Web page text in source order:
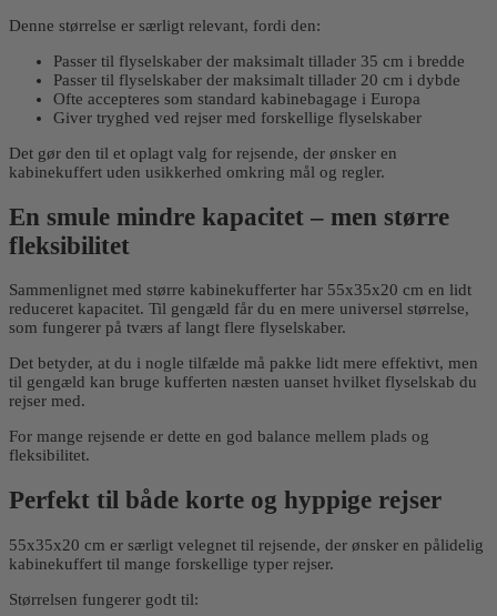
Denne størrelse er særligt relevant, fordi den:
Passer til flyselskaber der maksimalt tillader 35 cm i bredde
Passer til flyselskaber der maksimalt tillader 20 cm i dybde
Ofte accepteres som standard kabinebagage i Europa
Giver tryghed ved rejser med forskellige flyselskaber
Det gør den til et oplagt valg for rejsende, der ønsker en
kabinekuffert uden usikkerhed omkring mål og regler.
En smule mindre kapacitet – men større
fleksibilitet
Sammenlignet med større kabinekufferter har 55x35x20 cm en lidt
reduceret kapacitet. Til gengæld får du en mere universel størrelse,
som fungerer på tværs af langt flere flyselskaber.
Det betyder, at du i nogle tilfælde må pakke lidt mere effektivt, men
til gengæld kan bruge kufferten næsten uanset hvilket flyselskab du
rejser med.
For mange rejsende er dette en god balance mellem plads og
fleksibilitet.
Perfekt til både korte og hyppige rejser
55x35x20 cm er særligt velegnet til rejsende, der ønsker en pålidelig
kabinekuffert til mange forskellige typer rejser.
Størrelsen fungerer godt til: